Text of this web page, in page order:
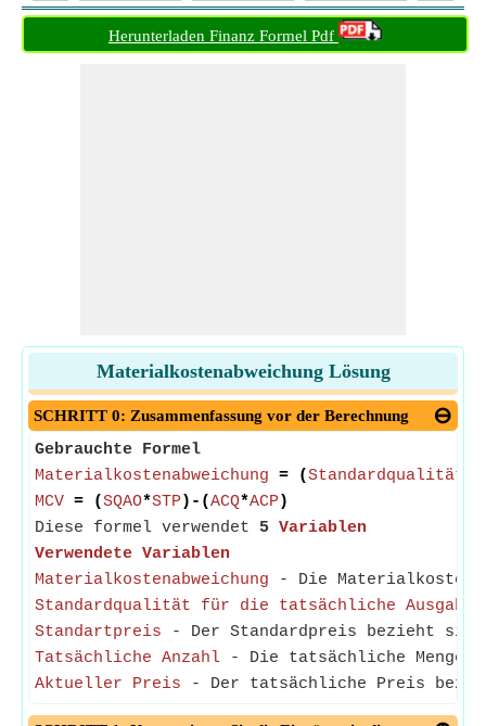
Herunterladen Finanz Formel Pdf
Materialkostenabweichung Lösung
SCHRITT 0: Zusammenfassung vor der Berechnung
Gebrauchte Formel
Materialkostenabweichung = (Standardqualität
MCV = (SQAO*STP)-(ACQ*ACP)
Diese formel verwendet 5 Variablen
Verwendete Variablen
Materialkostenabweichung - Die
Standardqualität für die tatsächliche Ausgabe
Standartpreis - Der Standardpreis bezieht
Tatsächliche Anzahl - Die tatsächliche Menge
Aktueller Preis - Der tatsächliche Preis